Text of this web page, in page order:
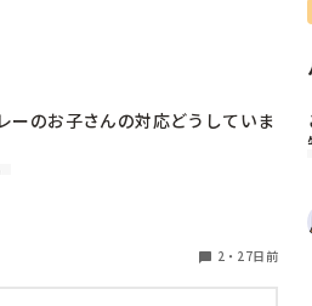
ーのお子さんの対応どうしていま
葉はしっかりしていてなんでもで
たり、特定の先生を自分と一対一
離れると大騒ぎして「こっちし
と、他の子が来るとあっちいっ
2・ 27日前